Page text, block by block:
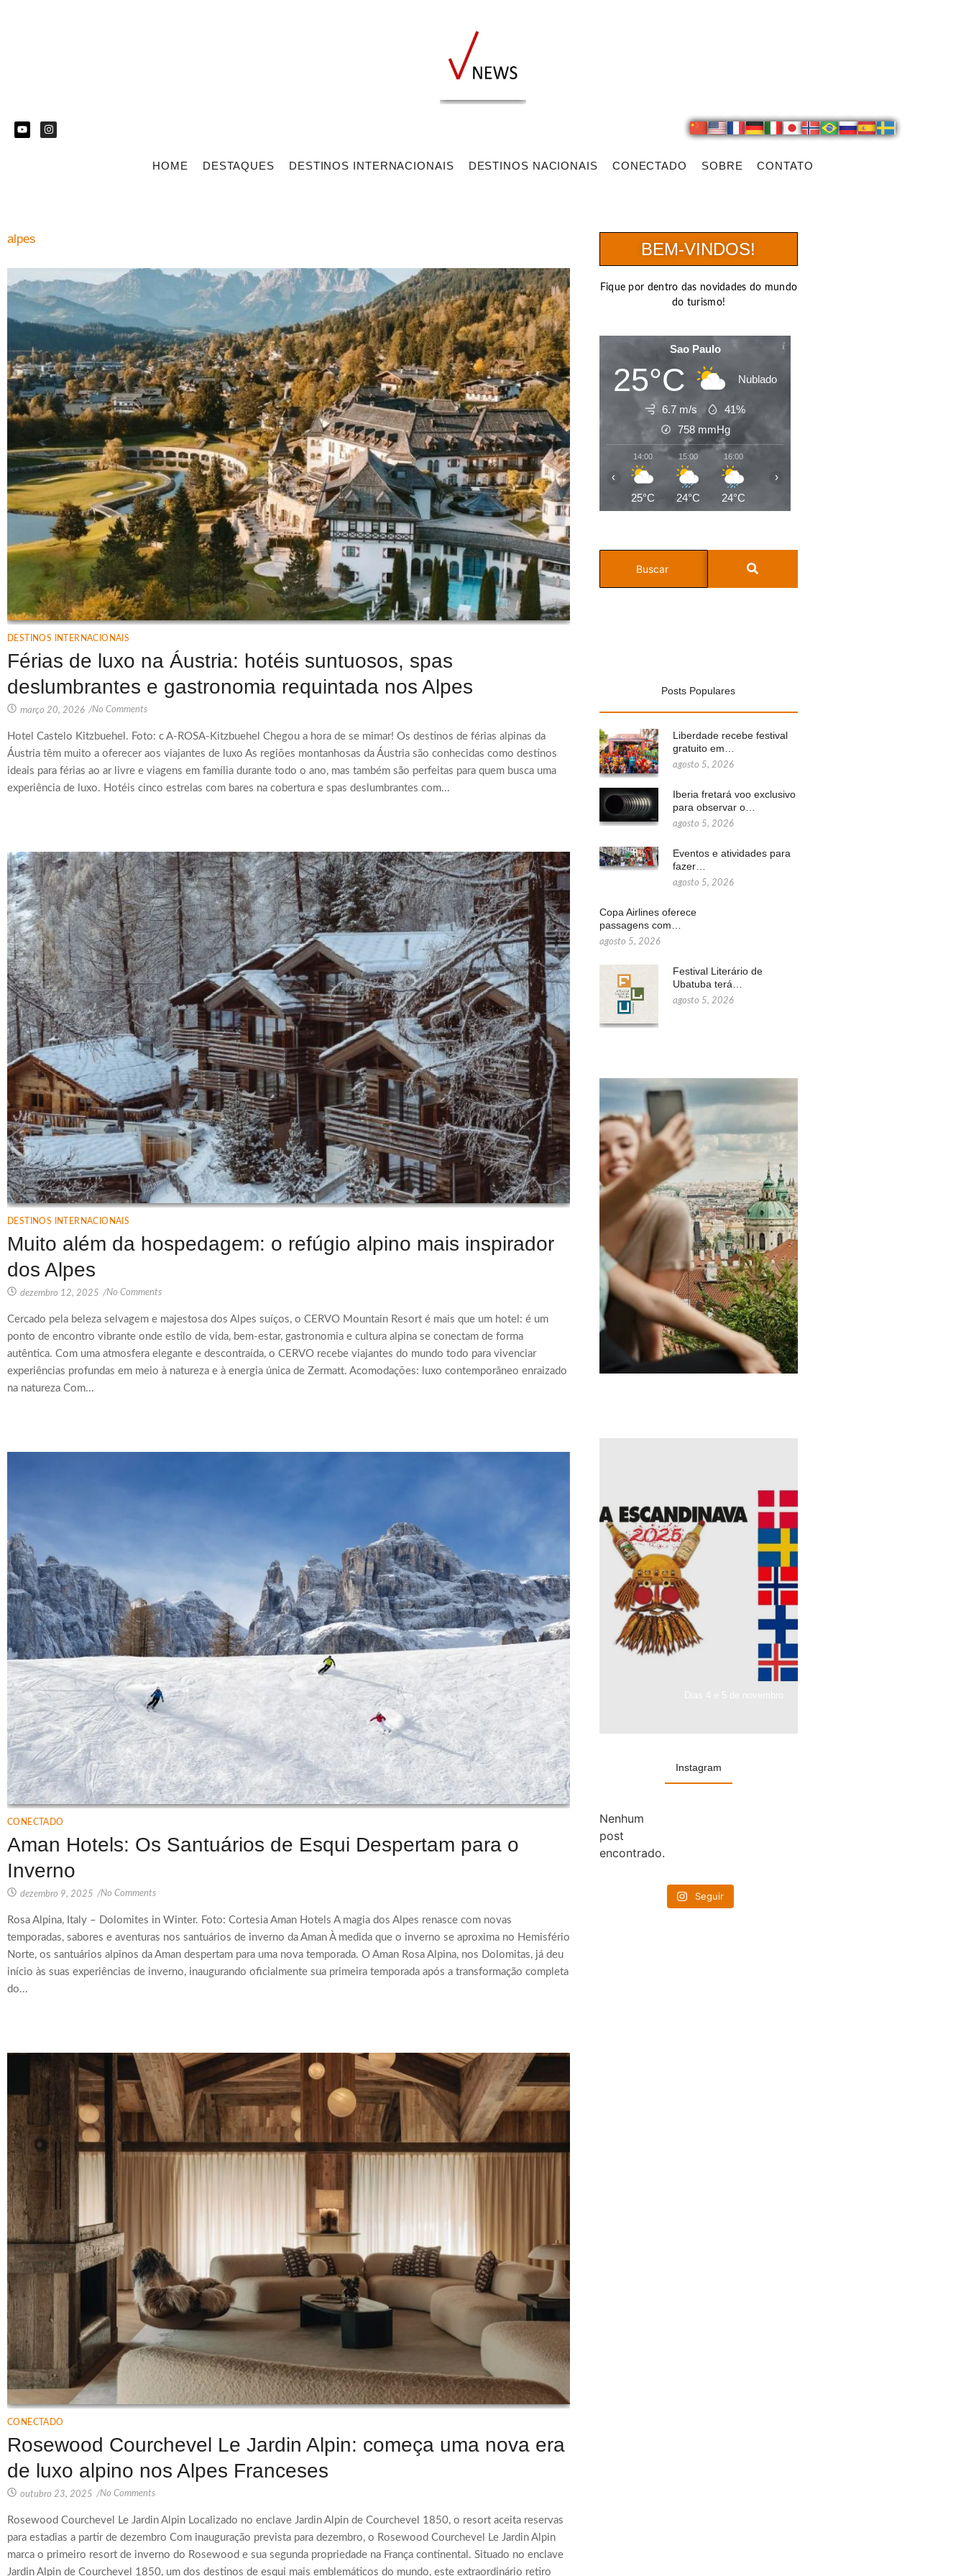
HOME DESTAQUES DESTINOS INTERNACIONAIS DESTINOS NACIONAIS CONECTADO SOBRE CONTATO
alpes
DESTINOS INTERNACIONAIS
Férias de luxo na Áustria: hotéis suntuosos, spas
deslumbrantes e gastronomia requintada nos Alpes
março 20, 2026 /No Comments
Hotel Castelo Kitzbuehel. Foto: c A-ROSA-Kitzbuehel Chegou a hora de se mimar! Os destinos de férias alpinas da
Áustria têm muito a oferecer aos viajantes de luxo As regiões montanhosas da Áustria são conhecidas como destinos
ideais para férias ao ar livre e viagens em família durante todo o ano, mas também são perfeitas para quem busca uma
experiência de luxo. Hotéis cinco estrelas com bares na cobertura e spas deslumbrantes com...
DESTINOS INTERNACIONAIS
Muito além da hospedagem: o refúgio alpino mais inspirador
dos Alpes
dezembro 12, 2025 /No Comments
Cercado pela beleza selvagem e majestosa dos Alpes suíços, o CERVO Mountain Resort é mais que um hotel: é um
ponto de encontro vibrante onde estilo de vida, bem-estar, gastronomia e cultura alpina se conectam de forma
autêntica. Com uma atmosfera elegante e descontraída, o CERVO recebe viajantes do mundo todo para vivenciar
experiências profundas em meio à natureza e à energia única de Zermatt. Acomodações: luxo contemporâneo enraizado
na natureza Com...
CONECTADO
Aman Hotels: Os Santuários de Esqui Despertam para o
Inverno
dezembro 9, 2025 /No Comments
Rosa Alpina, Italy – Dolomites in Winter. Foto: Cortesia Aman Hotels A magia dos Alpes renasce com novas
temporadas, sabores e aventuras nos santuários de inverno da Aman À medida que o inverno se aproxima no Hemisfério
Norte, os santuários alpinos da Aman despertam para uma nova temporada. O Aman Rosa Alpina, nos Dolomitas, já deu
início às suas experiências de inverno, inaugurando oficialmente sua primeira temporada após a transformação completa
do...
CONECTADO
Rosewood Courchevel Le Jardin Alpin: começa uma nova era
de luxo alpino nos Alpes Franceses
outubro 23, 2025 /No Comments
Rosewood Courchevel Le Jardin Alpin Localizado no enclave Jardin Alpin de Courchevel 1850, o resort aceita reservas
para estadias a partir de dezembro Com inauguração prevista para dezembro, o Rosewood Courchevel Le Jardin Alpin
marca o primeiro resort de inverno do Rosewood e sua segunda propriedade na França continental. Situado no enclave
Jardin Alpin de Courchevel 1850, um dos destinos de esqui mais emblemáticos do mundo, este extraordinário retiro
BEM-VINDOS!
Fique por dentro das novidades do mundo
do turismo!
Sao Paulo
25°C Nublado
6.7 m/s
41%
758 mmHg
14:00
25°C
15:00
24°C
16:00
24°C
‹ ›
Posts Populares
Liberdade recebe festival
gratuito em…
agosto 5, 2026
Iberia fretará voo exclusivo
para observar o…
agosto 5, 2026
Eventos e atividades para
fazer…
agosto 5, 2026
Copa Airlines oferece
passagens com…
agosto 5, 2026
Festival Literário de
Ubatuba terá…
agosto 5, 2026
Instagram
Nenhum
post
encontrado.
Seguir